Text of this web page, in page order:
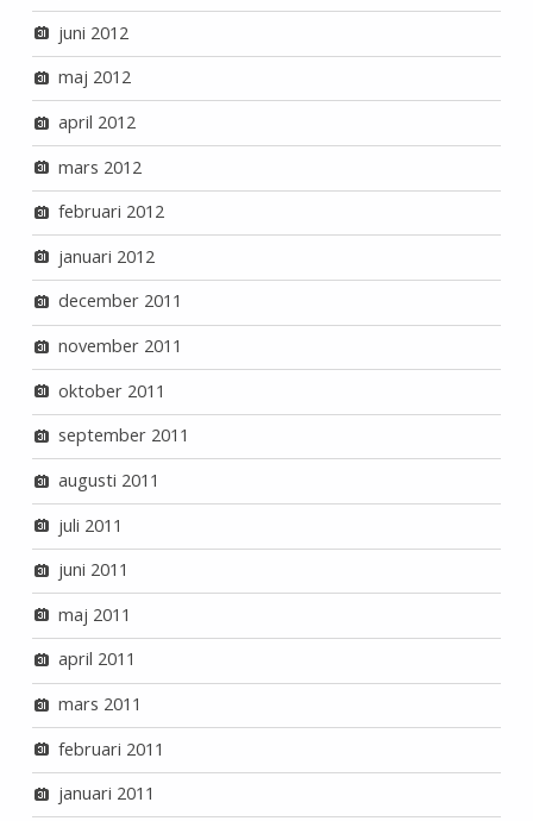
juni 2012
maj 2012
april 2012
mars 2012
februari 2012
januari 2012
december 2011
november 2011
oktober 2011
september 2011
augusti 2011
juli 2011
juni 2011
maj 2011
april 2011
mars 2011
februari 2011
januari 2011